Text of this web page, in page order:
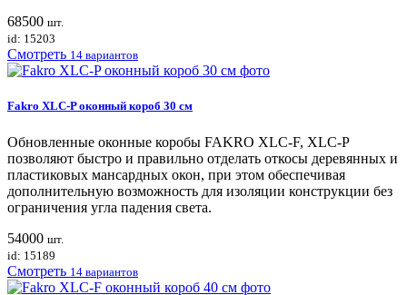
68500 шт.
id: 15203
Смотреть 14 вариантов
Fakro XLC-P оконный короб 30 см
Обновленные оконные коробы FAKRO XLС-F, XLС-P
позволяют быстро и правильно отделать откосы деревянных и
пластиковых мансардных окон, при этом обеспечивая
дополнительную возможность для изоляции конструкции без
ограничения угла падения света.
54000 шт.
id: 15189
Смотреть 14 вариантов